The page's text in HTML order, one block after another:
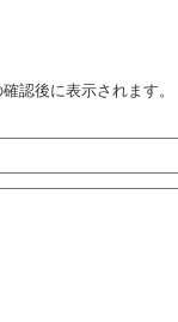
認後に表示されます。